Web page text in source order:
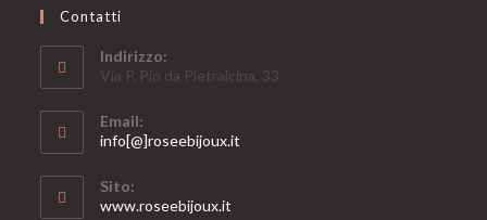
Contatti
Indirizzo:
Via P. Pio da Pietralcina, 33
Email:
info[@]roseebijoux.it
Sito:
www.roseebijoux.it